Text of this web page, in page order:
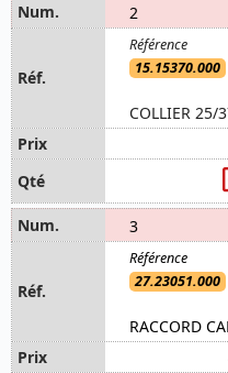
2
15.15370.000
COLLIER 25/
3
27.23051.000
RACCORD